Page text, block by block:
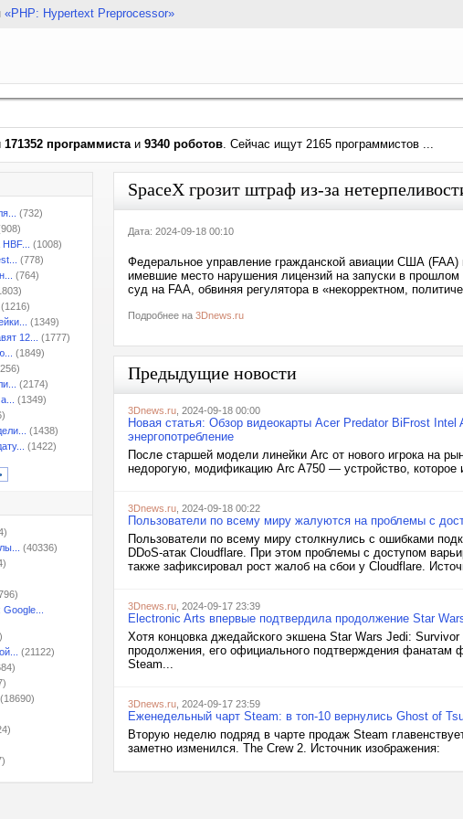
«PHP: Hypertext Preprocessor»
171352 программистаи 9340 роботов. Сейчас ищут 2165 программистов ...
(732)
(1008)
(778)
(764)
(1216)
(1349)
12...
(1777)
(1849)
(2174)
(1349)
(1438)
(1422)
(40336)
(21122)
(18690)
SpaceX грозит штраф из-за
Дата: 2024-09-18 00:10
Федеральное управление гражданской авиации США
имевшие место нарушения лицензий на запуски в
суд на FAA, обвиняя регулятора в «некорректном,
Подробнее на 3Dnews.ru
Предыдущие новости
3Dnews.ru , 2024-09-18 00:00
Новая статья: Обзор видеокарты Acer Predator BiFrost Intel
энергопотребление
После старшей модели линейки Arc от нового игрока на
недорогую, модификацию Arc A750 — устройство,
3Dnews.ru , 2024-09-18 00:22
Пользователи по всему миру жалуются на проблемы с
Пользователи по всему миру столкнулись с ошибками
DDoS-атак Cloudflare. При этом проблемы с доступом
также зафиксировал рост жалоб на сбои у Cloudflare.
3Dnews.ru , 2024-09-17 23:39
Electronic Arts впервые подтвердила продолжение Star
Хотя концовка джедайского экшена Star Wars Jedi:
продолжения, его официального подтверждения фанатам
Steam...
3Dnews.ru , 2024-09-17 23:59
Еженедельный чарт Steam: в топ-10 вернулись Ghost of
Вторую неделю подряд в чарте продаж Steam
заметно изменился. The Crew 2. Источник изображения: